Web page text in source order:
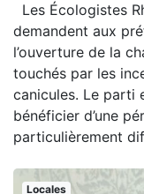
Les Écologistes
demandent aux
l’ouverture de la
touchés par les
canicules. Le parti
bénéficier d’une
particulièrement
Locales